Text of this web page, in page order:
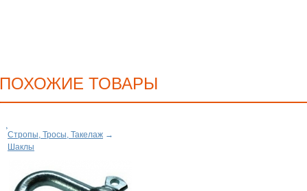
ПОХОЖИЕ ТОВАРЫ
Стропы, Тросы, Такелаж →
Шаклы